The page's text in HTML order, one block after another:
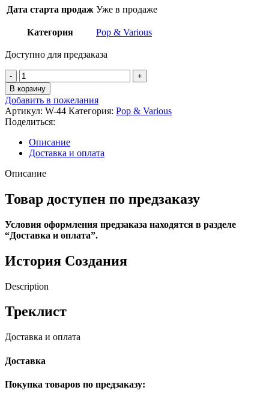
Дата старта продаж Уже в продаже
Категория Pop & Various
Доступно для предзаказа
Количество
товара
Green
Day
-
21st
Century
Breakdown
Vinyl
В корзину
Добавить в пожелания
Артикул: W-44 Категория: Pop & Various
Поделиться:
Описание
Доставка и оплата
Описание
Товар доступен по предзаказу
Условия оформления предзаказа находятся в разделе
“Доставка и оплата”.
История Создания
Description
Треклист
Доставка и оплата
Доставка
Покупка товаров по предзаказу: